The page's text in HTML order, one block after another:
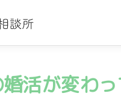
活が変わ